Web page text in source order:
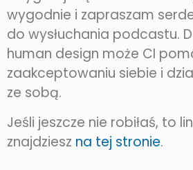
wygodnie i zapraszam
do wysłuchania podcastu.
human design może CI
zaakceptowaniu siebie i
ze sobą.
Jeśli jeszcze nie robiłaś, to
znajdziesz na tej stronie.